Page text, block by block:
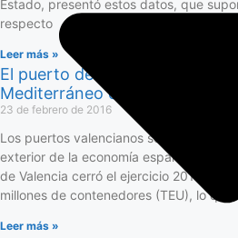
Estado, presentó estos datos, que
respecto
Leer más »
El puerto de Valencia se sitúa
Mediterráneo en tráfico de
23 de febrero de 2016
Los puertos valencianos son la
exterior de la economía española. De
de Valencia cerró el ejercicio 2015 con
millones de contenedores (TEU), lo
Leer más »